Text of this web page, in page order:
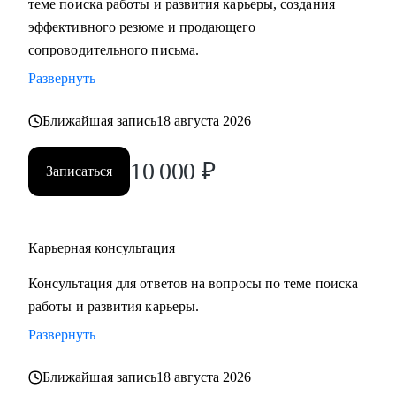
сложные вопросы.
Кому могу помочь:
среднего звена
при смене деятельности, перерыве в карьере, в том числе
• Административный персонал
• Страхование
• Продажи / Услуги
• Информационные технологии
Мой подход в работе – не делаю за вас, делаю вместе с
теме поиска работы и развития карьеры, создания
эффективного резюме и продающего
сопроводительного письма.
Развернуть
Ближайшая запись18 августа 2026
Записаться 10 000 ₽
Карьерная консультация
Консультация для ответов на вопросы по теме поиска
работы и развития карьеры.
Развернуть
Ближайшая запись18 августа 2026